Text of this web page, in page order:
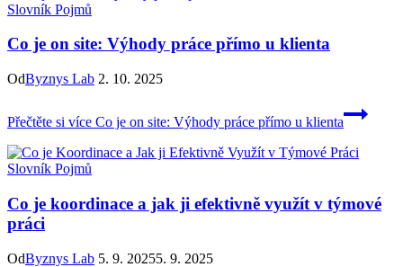
Slovník Pojmů
Co je on site: Výhody práce přímo u klienta
OdByznys Lab 2. 10. 2025
Přečtěte si více Co je on site: Výhody práce přímo u klienta
Slovník Pojmů
Co je koordinace a jak ji efektivně využít v týmové
práci
OdByznys Lab 5. 9. 20255. 9. 2025